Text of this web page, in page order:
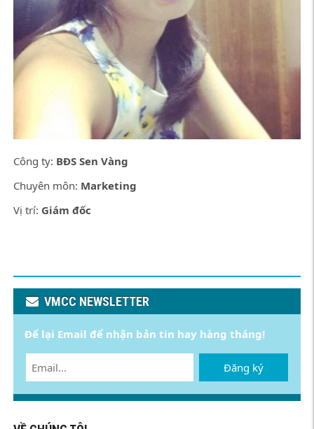
Công ty: BĐS Sen Vàng
Chuyên môn: Marketing
Vị trí: Giám đốc
VMCC NEWSLETTER
Để lại Email để nhận bản tin hay hàng tháng!
Đăng ký